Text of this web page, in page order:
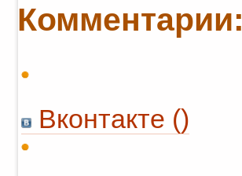
Комментарии:
Вконтакте ()